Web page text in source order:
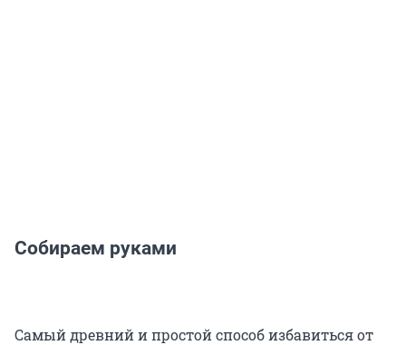
Собираем руками
Самый древний и простой способ избавиться от